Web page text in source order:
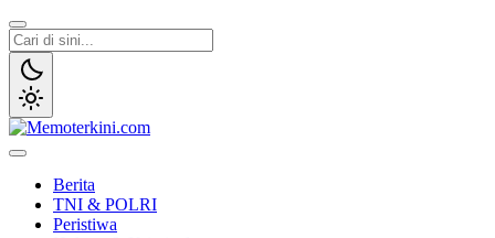
Lewati
ke
konten
Berita
TNI & POLRI
Peristiwa